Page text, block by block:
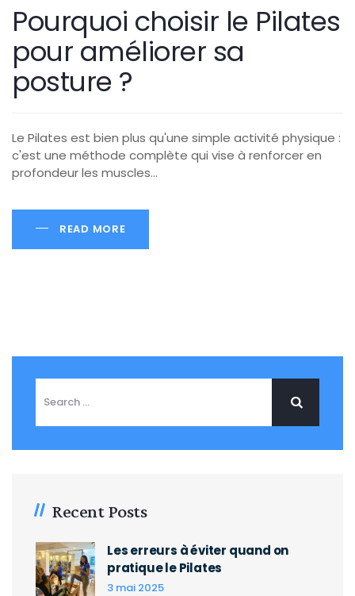
Pourquoi choisir le Pilates
pour améliorer sa
posture ?
Le Pilates est bien plus qu'une simple activité physique :
c'est une méthode complète qui vise à renforcer en
profondeur les muscles…
READ MORE
Recent Posts
Les erreurs à éviter quand on
pratique le Pilates
3 mai 2025